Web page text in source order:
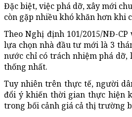
Đặc biệt, việc phá dỡ, xây mới
còn gặp nhiều khó khăn hơn khi
Theo Nghị định 101/2015/NĐ-
lựa chọn nhà đầu tư mới là 3
nước chỉ có trách nhiệm phá
thống nhất.
Tuy nhiên trên thực tế, người
đổi ý khiến thời gian thực hiện
trong bối cảnh giá cả thị trường